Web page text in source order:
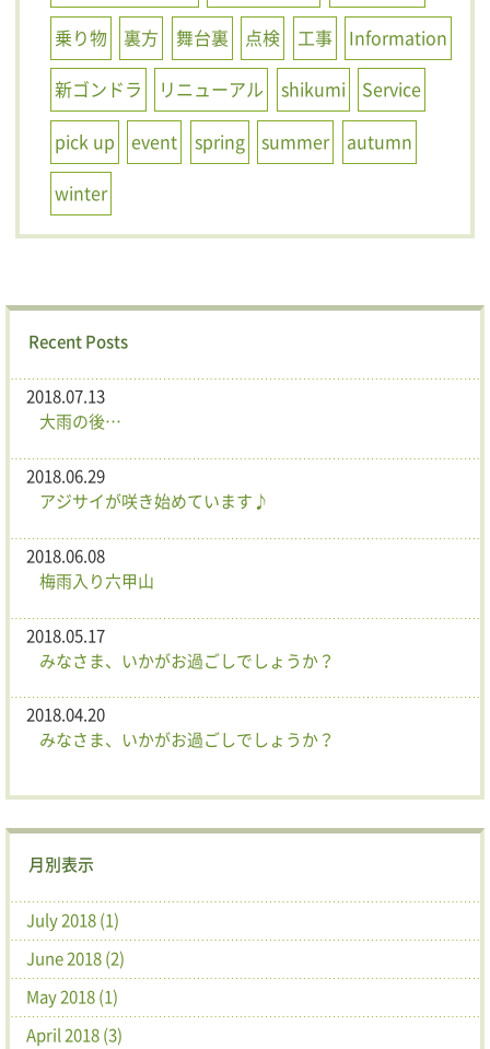
乗り物
裏方 舞台裏 点検 工事
Information
新ゴンドラ
リニューアル shikumi
Service
pick up
event spring summer
autumn
winter
Recent Posts
2018.07.13
大雨の後…
2018.06.29
アジサイが咲き始めています♪
2018.06.08
梅雨入り六甲山
2018.05.17
みなさま、いかがお過ごしでしょうか？
2018.04.20
みなさま、いかがお過ごしでしょうか？
月別表示
July 2018 (1)
June 2018 (2)
May 2018 (1)
April 2018 (3)